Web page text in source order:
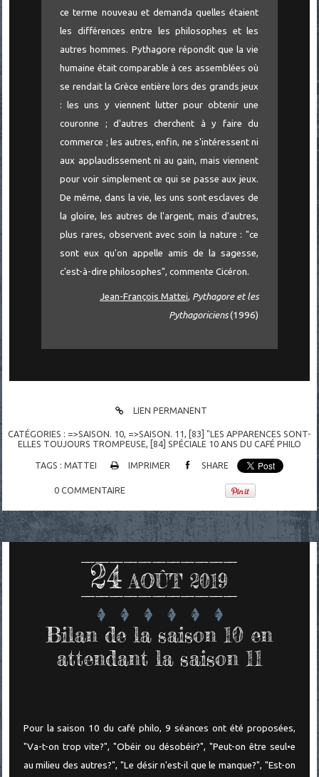
ce terme nouveau et demanda quelles étaient
les différences entre les philosophes et les
autres hommes. Pythagore répondit que la vie
humaine était comparable à ces assemblées où
se rendait la Grèce entière lors des grands jeux
: les uns y viennent lutter pour obtenir une
couronne ; d'autres cherchent à y faire du
commerce ; les autres, enfin, ne s'intéressent ni
aux applaudissement ni au gain, mais viennent
pour voir simplement ce qui se passe aux jeux.
De même, dans la vie, les uns sont esclaves de
la gloire, les autres de l'argent, mais d'autres,
plus rares, observent avec soin la nature : "ce
sont eux qu'on appelle amis de la sagesse,
c'est-à-dire philosophes", commente Cicéron.
Jean-François Mattei, Pythagore et les
Pythagoriciens(1996)
LIEN PERMANENT
CATÉGORIES : =>SAISON. 10, =>SAISON. 11
[83] "LES APPARENCES SONT-
ELLES TOUJOURS TROMPEUSE
[84] SPÉCIALE 10 ANS DU CAFÉ PHILO
TAGS :MATTEI IMPRIMER SHARE
0 COMMENTAIRE
24 AOÛT 2019
Bilan de la saison 10 en
attendant la saison 11
Pour la saison 10 du café philo, 9 séances ont été proposées,
"Va-t-on trop vite?", "Obéir ou désobéir?", "Peut-on être seul•e
au milieu des autres?", "Le désir n'est-il que le manque?", "Est-on